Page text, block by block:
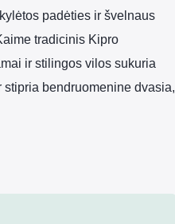
padėties ir švelnaus
tradicinis Kipro
ir stilingos vilos sukuria
bendruomenine dvasia,